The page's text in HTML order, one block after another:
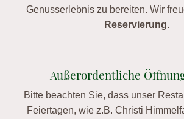
Genusserlebnis zu bereiten. Wir
Reservierung.
Außerordentliche
Bitte beachten Sie, dass unser
Feiertagen, wie z.B. Christi